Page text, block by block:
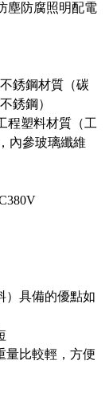
塵防腐照明配電
銹鋼材質（碳
銹鋼）
程塑料材質（工
內參玻璃纖維
）具備的優點如
量比較輕，方便